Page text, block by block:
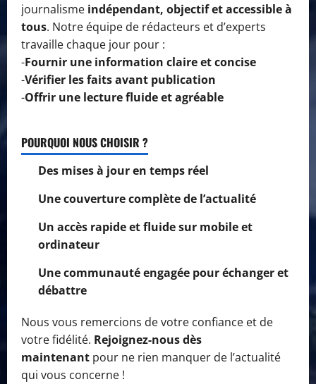
journalisme indépendant, objectif et accessible à
tous. Notre équipe de rédacteurs et d’experts
travaille chaque jour pour :
-Fournir une information claire et concise
-Vérifier les faits avant publication
-Offrir une lecture fluide et agréable
POURQUOI NOUS CHOISIR ?
Des mises à jour en temps réel
Une couverture complète de l’actualité
Un accès rapide et fluide sur mobile et
ordinateur
Une communauté engagée pour échanger et
débattre
Nous vous remercions de votre confiance et de
votre fidélité. Rejoignez-nous dès
maintenant pour ne rien manquer de l’actualité
qui vous concerne !